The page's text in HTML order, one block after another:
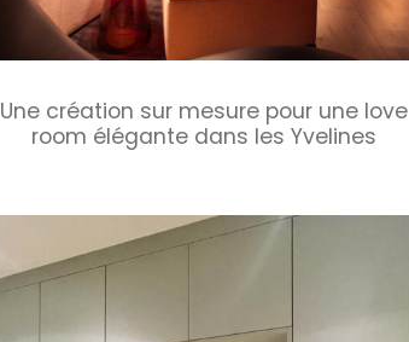
Une création sur mesure pour une love
room élégante dans les Yvelines